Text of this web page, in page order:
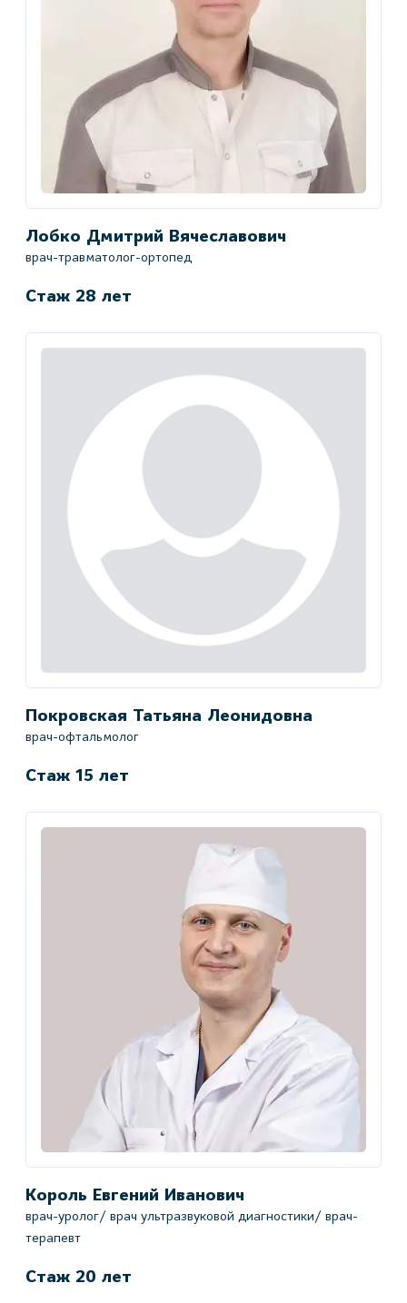
Лобко Дмитрий Вячеславович
врач-травматолог-ортопед
Стаж 28 лет
Покровская Татьяна Леонидовна
врач-офтальмолог
Стаж 15 лет
Король Евгений Иванович
врач-уролог/ врач ультразвуковой диагностики/ врач-
терапевт
Стаж 20 лет